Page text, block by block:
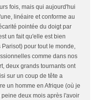
fois, mais qui aujourd'hui
linéaire et conforme au
pointée du doigt par
un fait qu'elle est bien
pour tout le monde,
comme dans nos
deux grands tournants ont
sur un coup de tête a
un homme en Afrique (où je
deux mois après l'avoir